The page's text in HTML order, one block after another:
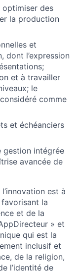
optimiser des
la production
et
dont l’expression
et à travailler
le
comme
et échéanciers
gestion intégrée
avancée de
est à
la
et de la
» et
qui est la
inclusif et
de la religion,
l’identité de